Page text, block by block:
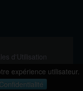
expérience utilisateur.
d'Utilisation
Contact
Version 1.27